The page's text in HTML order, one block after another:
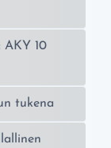
10
tukena